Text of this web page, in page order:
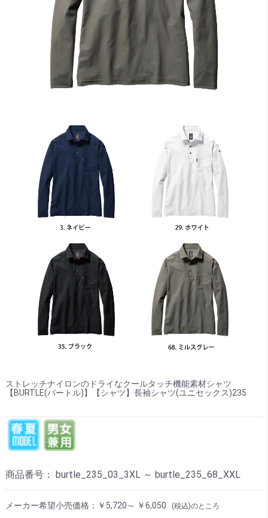
ストレッチナイロンのドライなクールタッチ機能素材シャツ
【BURTLE(バートル)】【シャツ】長袖シャツ(ユニセックス)235
商品番号： burtle_235_03_3XL ～ burtle_235_68_XXL
メーカー希望小売価格： ￥5,720～ ￥6,050 (税込)のところ